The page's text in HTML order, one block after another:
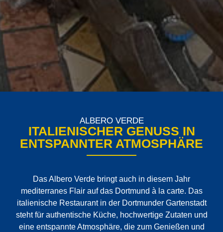
ALBERO VERDE
ITALIENISCHER GENUSS IN
ENTSPANNTER ATMOSPHÄRE
Das Albero Verde bringt auch in diesem Jahr
mediterranes Flair auf das Dortmund à la carte. Das
italienische Restaurant in der Dortmunder Gartenstadt
steht für authentische Küche, hochwertige Zutaten und
eine entspannte Atmosphäre, die zum Genießen und